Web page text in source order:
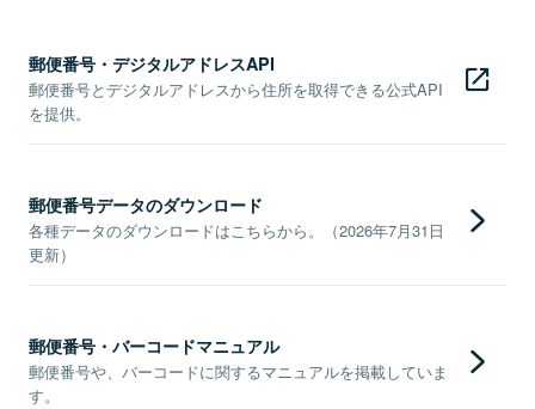
郵便番号・デジタルアドレスAPI
郵便番号とデジタルアドレスから住所を取得できる公式API
を提供。
郵便番号データのダウンロード
各種データのダウンロードはこちらから。（2026年7月31日
更新）
郵便番号・バーコードマニュアル
郵便番号や、バーコードに関するマニュアルを掲載していま
す。